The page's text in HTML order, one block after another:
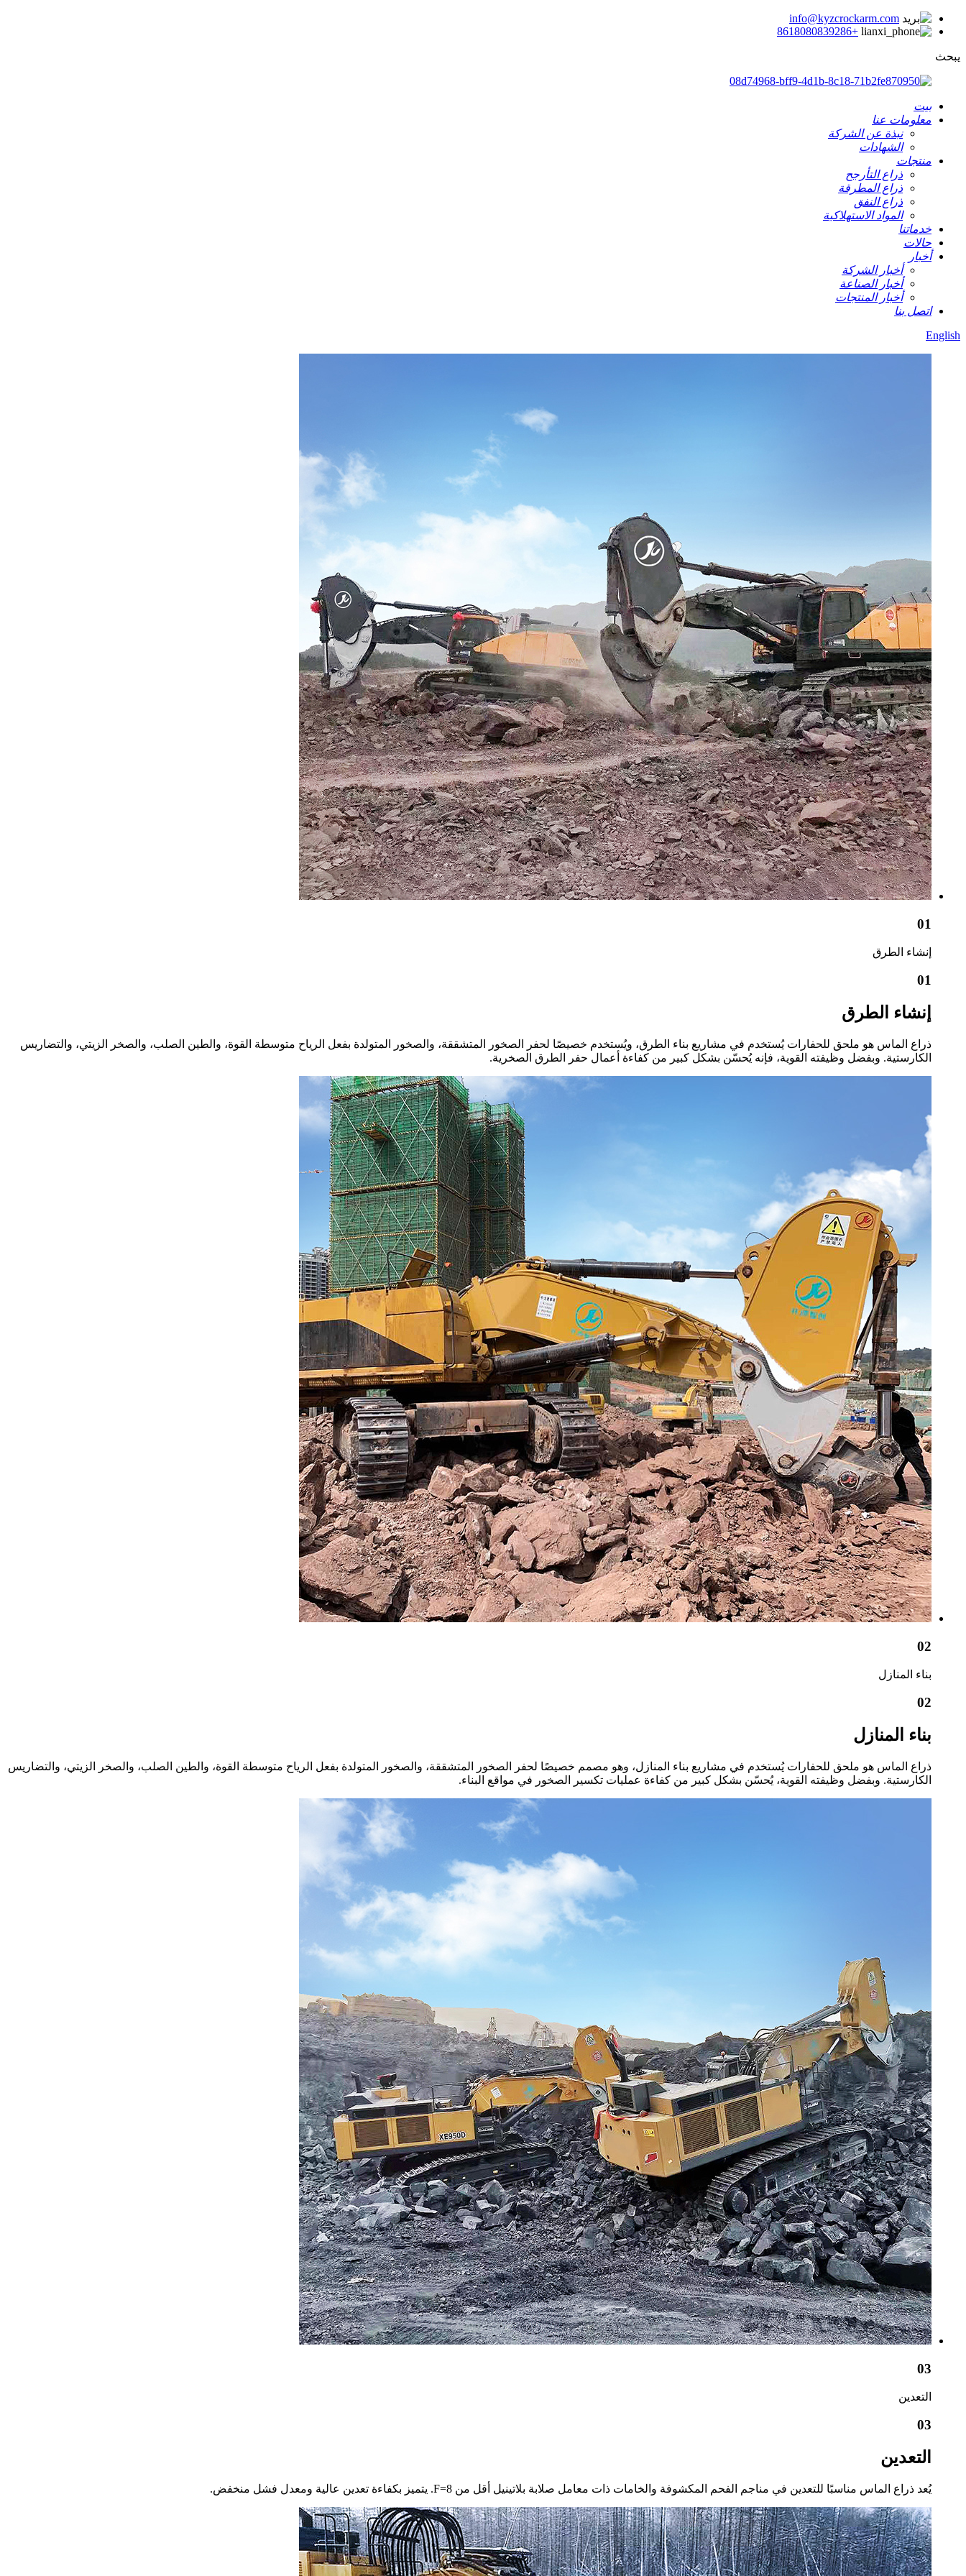
info@kyzcrockarm.com
+8618080839286
يبحث
بيت
معلومات عنا
نبذة عن الشركة
الشهادات
منتجات
ذراع التأرجح
ذراع المطرقة
ذراع النفق
المواد الاستهلاكية
خدماتنا
حالات
أخبار
أخبار الشركة
أخبار الصناعة
أخبار المنتجات
اتصل بنا
English
01
إنشاء الطرق
01
إنشاء الطرق
ذراع الماس هو ملحق للحفارات يُستخدم في مشاريع بناء الطرق، ويُستخدم خصيصًا لحفر الصخور المتشققة، والصخور المتولدة بفعل الرياح متوسطة القوة، والطين الصلب، والصخر الزيتي، والتضاريس
الكارستية. وبفضل وظيفته القوية، فإنه يُحسّن بشكل كبير من كفاءة أعمال حفر الطرق الصخرية.
02
بناء المنازل
02
بناء المنازل
ذراع الماس هو ملحق للحفارات يُستخدم في مشاريع بناء المنازل، وهو مصمم خصيصًا لحفر الصخور المتشققة، والصخور المتولدة بفعل الرياح متوسطة القوة، والطين الصلب، والصخر الزيتي، والتضاريس
الكارستية. وبفضل وظيفته القوية، يُحسّن بشكل كبير من كفاءة عمليات تكسير الصخور في مواقع البناء.
03
التعدين
03
التعدين
يُعد ذراع الماس مناسبًا للتعدين في مناجم الفحم المكشوفة والخامات ذات معامل صلابة بلاتينيل أقل من F=8. يتميز بكفاءة تعدين عالية ومعدل فشل منخفض.